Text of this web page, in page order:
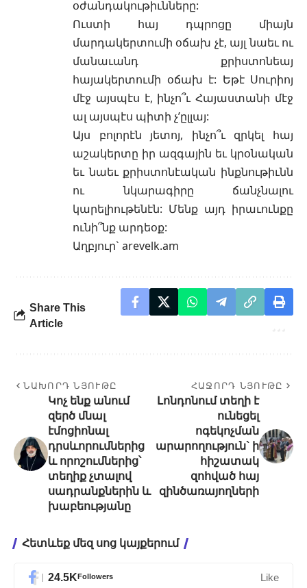
օժանդակութիւնները:
Ուստի հայ դպրոցը միայն
մարդակերտումի օճախ չէ, այլ նաեւ ու
մանաւանդ քրիստոնեայ
հայակերտումի օճախ է: Եթէ Սուրիոյ
մէջ այսպէս է, ինչո՞ւ Հայաստանի մէջ
ալ այսպէս պիտի չ’ըլլայ:
Այս բոլորէն յետոյ, ինչո՞ւ զրկել հայ
աշակերտը իր ազգային եւ կրօնական
եւ նաեւ քրիստոնէական ինքնութիւնն
ու նկարագիրը ճանչնալու
կարելիութենէն: Մենք այդ իրաւունքը
ունի՞նք արդեօք:
Աղբյուր` arevelk.am
Share This
Article
ՆԱԽՈՐԴ ՆՅՈՒԹԸ
Կոչ ենք անում
զերծ մնալ
էմոցիոնալ
դրսևորումներից
և որոշումներից՝
տեղիք չտալով
սադրանքներին և
խաբեությանը
ՀԱՋՈՐԴ ՆՅՈՒԹԸ
Լոնդոնում տեղի է
ունեցել
ոգեկոչման
արարողություն` ի
հիշատակ
զոհված հայ
զինծառայողների
Հետևեք մեզ սոց կայքերում
24.5KFollowers Like